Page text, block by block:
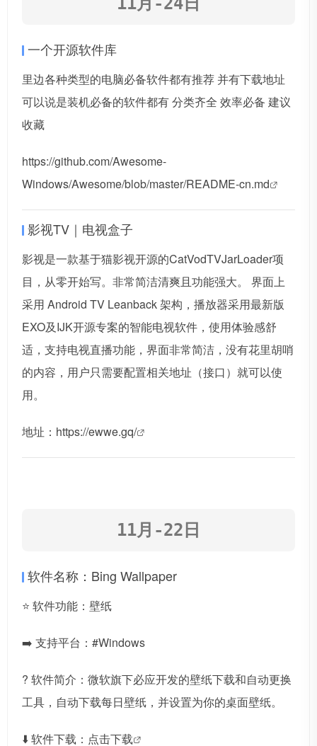
一个开源软件库
里边各种类型的电脑必备软件都有推荐 并有下载地址
可以说是装机必备的软件都有 分类齐全 效率必备 建议
收藏
https://github.com/Awesome-
Windows/Awesome/blob/master/README-cn.md
影视TV｜电视盒子
影视是一款基于猫影视开源的CatVodTVJarLoader项
目，从零开始写。非常简洁清爽且功能强大。 界面上
采用 Android TV Leanback 架构，播放器采用最新版
EXO及IJK开源专案的智能电视软件，使用体验感舒
适，支持电视直播功能，界面非常简洁，没有花里胡哨
的内容，用户只需要配置相关地址（接口）就可以使
用。
地址： https://ewwe.gq/
11月-22日
软件名称：Bing Wallpaper
⭐️ 软件功能：壁纸
➡️ 支持平台：#Windows
? 软件简介：微软旗下必应开发的壁纸下载和自动更换
工具，自动下载每日壁纸，并设置为你的桌面壁纸。
⬇️ 软件下载： 点击下载